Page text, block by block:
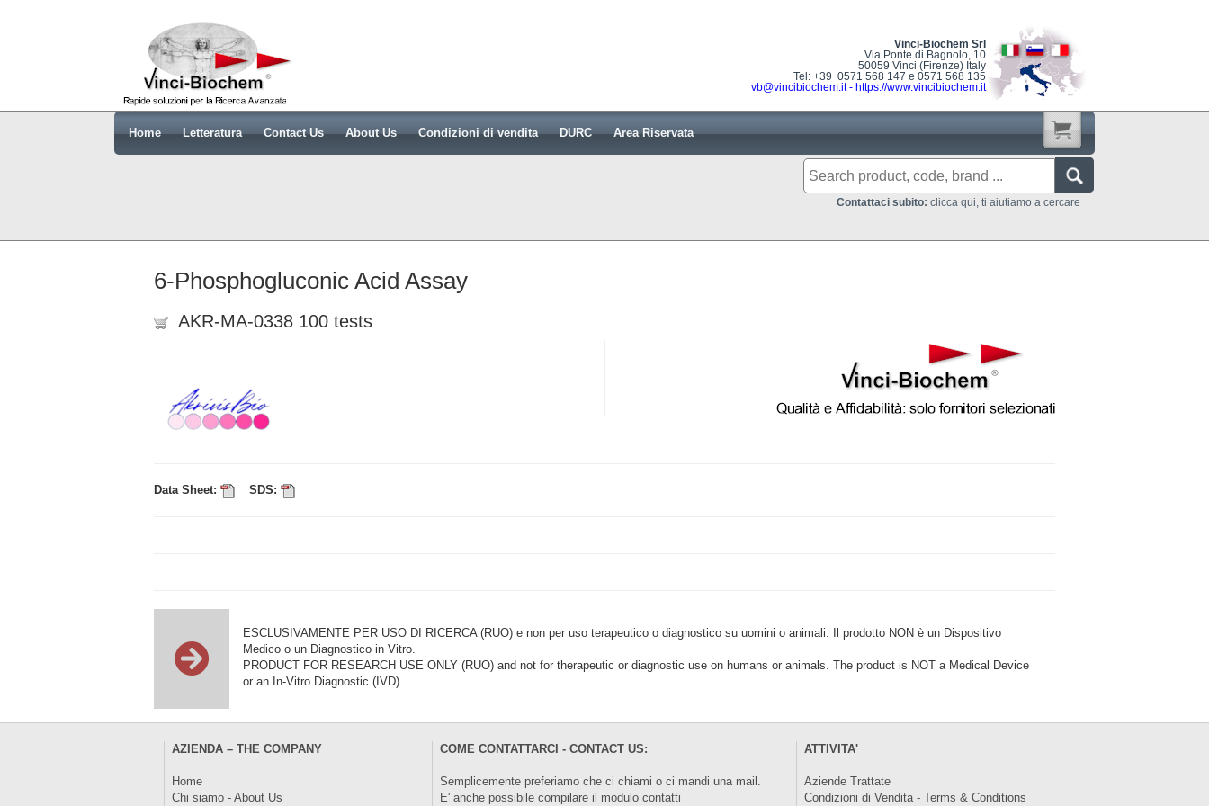
Vinci-Biochem Srl
Via Ponte di Bagnolo, 10
50059 Vinci (Firenze) Italy
Tel: +39 0571 568 147 e 0571 568 135
vb@vincibiochem.it- https://www.vincibiochem.it
Home Letteratura Contact Us About Us Condizioni di vendita DURC Area Riservata
Contattaci subito: clicca qui, ti aiutiamo a cercare
6-Phosphogluconic Acid Assay
AKR-MA-0338 100 tests
Data Sheet: SDS:
ESCLUSIVAMENTE PER USO DI RICERCA (RUO) e non per uso terapeutico o diagnostico su uomini o animali. Il prodotto NON è un Dispositivo
Medico o un Diagnostico in Vitro.
PRODUCT FOR RESEARCH USE ONLY (RUO) and not for therapeutic or diagnostic use on humans or animals. The product is NOT a Medical Device
or an In-Vitro Diagnostic (IVD).
AZIENDA – THE COMPANY
Home
Chi siamo - About Us
COME CONTATTARCI - CONTACT US:
Semplicemente preferiamo che ci chiami o ci mandi una mail.
E' anche possibile compilare il modulocontatti
ATTIVITA'
Aziende Trattate
Condizioni di Vendita - Terms & Conditions